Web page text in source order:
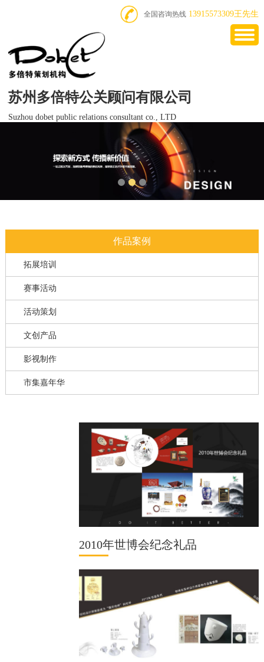
全国咨询热线 13915573309王先生
苏州多倍特公关顾问有限公司
Suzhou dobet public relations consultant co., LTD
作品案例
拓展培训
赛事活动
活动策划
文创产品
影视制作
市集嘉年华
2010年世博会纪念礼品